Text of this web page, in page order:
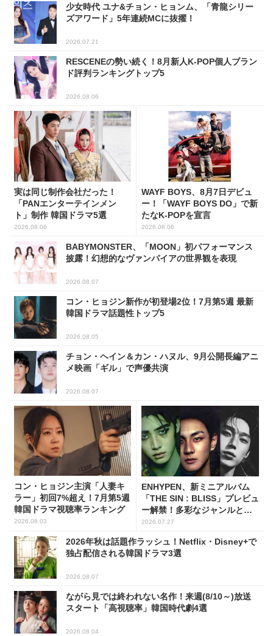
少女時代 ユナ&チョン・ヒョンム、「青龍シリー
ズアワード」5年連続MCに抜擢！
2026.07.21
RESCENEの勢い続く！8月新人K-POP個人ブラン
ド評判ランキングトップ5
2026.08.06
実は同じ制作会社だった！
「PANエンターテインメン
ト」制作 韓国ドラマ5選
2026.08.06
WAYF BOYS、8月7日デビュ
ー！「WAYF BOYS DO」で新
たなK-POPを宣言
2026.08.06
BABYMONSTER、「MOON」初パフォーマンス
披露！幻想的なヴァンパイアの世界観を表現
2026.08.07
コン・ヒョジン新作が初登場2位！7月第5週 最新
韓国ドラマ話題性トップ5
2026.08.05
チョン・ヘイン＆カン・ハヌル、9月公開長編アニ
メ映画「ギル」で声優共演
2026.08.07
コン・ヒョジン主演「人妻キ
ラー」初回7%超え！7月第5週
韓国ドラマ視聴率ランキング
2026.08.03
ENHYPEN、新ミニアルバム
「THE SIN : BLISS」プレビュ
ー解禁！多彩なジャンルとナ
レーションで世界観を構築
2026.07.27
2026年秋は話題作ラッシュ！Netflix・Disney+で
独占配信される韓国ドラマ3選
2026.08.07
ながら見では終われない名作！来週(8/10～)放送
スタート「高視聴率」韓国時代劇4選
2026.08.04